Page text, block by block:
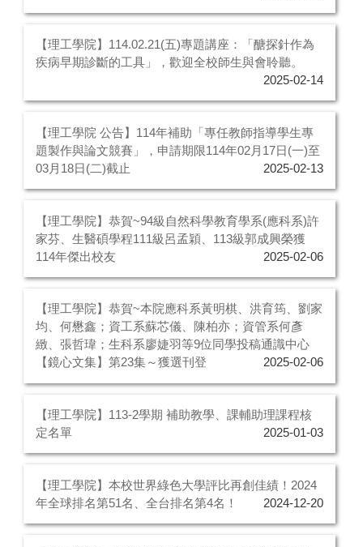
【理工學院】114.02.21(五)專題講座：「醣探針作為
疾病早期診斷的工具」，歡迎全校師生與會聆聽。
2025-02-14
【理工學院 公告】114年補助「專任教師指導學生專
題製作與論文競賽」，申請期限114年02月17日(一)至
03月18日(二)截止
2025-02-13
【理工學院】恭賀~94級自然科學教育學系(應科系)許
家芬、生醫碩學程111級呂孟穎、113級郭成興榮獲
114年傑出校友
2025-02-06
【理工學院】恭賀~本院應科系黃明棋、洪育筠、劉家
均、何懋鑫；資工系蘇芯儀、陳柏亦；資管系何彥
緻、張哲瑋；生科系廖婕羽等9位同學投稿通識中心
【鏡心文集】第23集～獲選刊登
2025-02-06
【理工學院】113-2學期 補助教學、課輔助理課程核
定名單
2025-01-03
【理工學院】本校世界綠色大學評比再創佳績！2024
年全球排名第51名、全台排名第4名！
2024-12-20